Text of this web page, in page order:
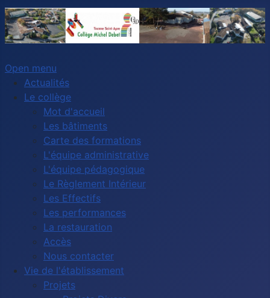
Open menu
Actualités
Le collège
Mot d'accueil
Les bâtiments
Carte des formations
L'équipe administrative
L'équipe pédagogique
Le Règlement Intérieur
Les Effectifs
Les performances
La restauration
Accès
Nous contacter
Vie de l'établissement
Projets